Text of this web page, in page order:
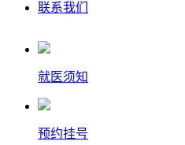
联系我们
就医须知
预约挂号